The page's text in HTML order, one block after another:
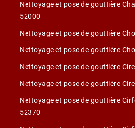
Nettoyage et pose de gouttière
52000
Nettoyage et pose de gouttière
Nettoyage et pose de gouttière
Nettoyage et pose de gouttière
Nettoyage et pose de gouttière
Nettoyage et pose de gouttière
52370